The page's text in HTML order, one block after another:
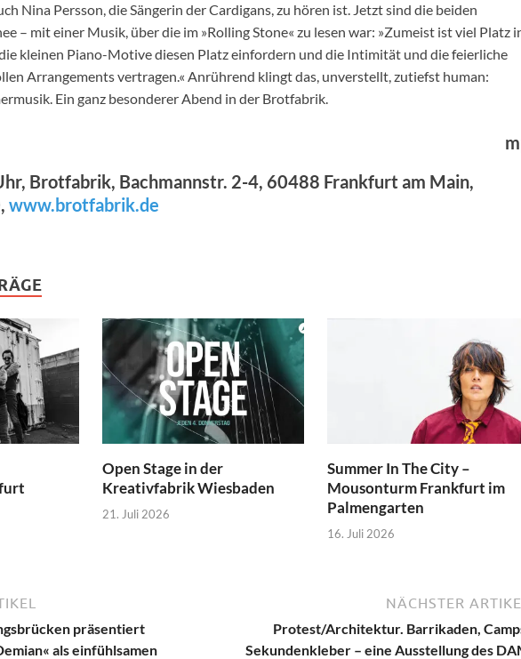
Nina Persson, die Sängerin der Cardigans, zu hören ist. Jetzt sind die beiden
– mit einer Musik, über die im »Rolling Stone« zu lesen war: »Zumeist ist viel Platz
kleinen Piano-Motive diesen Platz einfordern und die Intimität und die feierliche
Arrangements vertragen.« Anrührend klingt das, unverstellt, zutiefst human:
Ein ganz besonderer Abend in der Brotfabrik.
Brotfabrik, Bachmannstr. 2-4, 60488 Frankfurt am Main,
www.brotfabrik.de
Open Stage in der
Kreativfabrik Wiesbaden
21. Juli 2026
Summer In The City –
Mousonturm Frankfurt im
Palmengarten
16. Juli 2026
präsentiert
als einfühlsamen
NÄCHSTER
Protest/Architektur. Barrikaden,
Sekundenkleber – eine Ausstellung des